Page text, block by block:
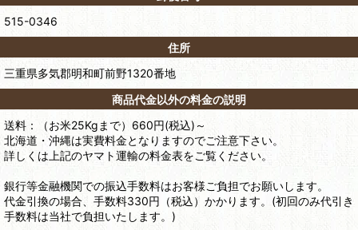
515-0346
住所
三重県多気郡明和町前野1320番地
商品代金以外の料金の説明
送料：（お米25Kgまで）660円(税込)～
北海道・沖縄は実費料金となりますのでご注意下さい。
詳しくは上記のヤマト運輸の料金表をご覧ください。
銀行等金融機関での振込手数料はお客様ご負担でお願いします。
代金引換の場合、手数料330円（税込）かかります。(初回のみ代引き
手数料は当社で負担いたします。)